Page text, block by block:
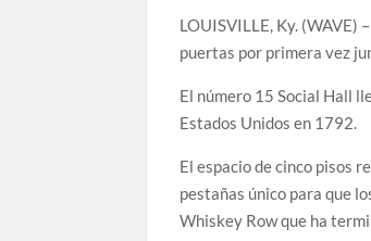
LOUISVILLE, Ky. (WAVE)
puertas por primera vez
El número 15 Social Hall
Estados Unidos en 1792.
El espacio de cinco pisos
pestañas único para que
Whiskey Row que ha